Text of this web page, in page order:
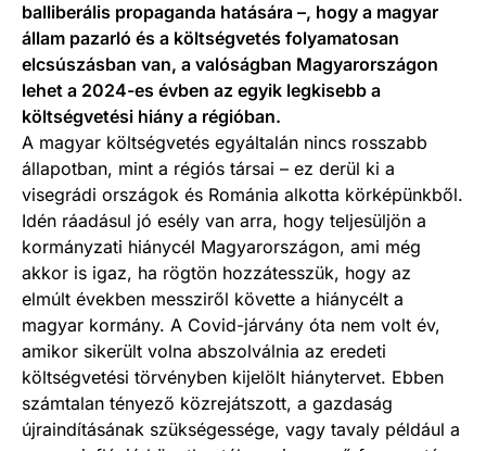
balliberális propaganda hatására –, hogy a magyar
állam pazarló és a költségvetés folyamatosan
elcsúszásban van, a valóságban Magyarországon
lehet a 2024-es évben az egyik legkisebb a
költségvetési hiány a régióban.
A magyar költségvetés egyáltalán nincs rosszabb
állapotban, mint a régiós társai – ez derül ki a
visegrádi országok és Románia alkotta körképünkből.
Idén ráadásul jó esély van arra, hogy teljesüljön a
kormányzati hiánycél Magyarországon, ami még
akkor is igaz, ha rögtön hozzátesszük, hogy az
elmúlt években messziről követte a hiánycélt a
magyar kormány. A Covid-járvány óta nem volt év,
amikor sikerült volna abszolválnia az eredeti
költségvetési törvényben kijelölt hiánytervet. Ebben
számtalan tényező közrejátszott, a gazdaság
újraindításának szükségessége, vagy tavaly például a